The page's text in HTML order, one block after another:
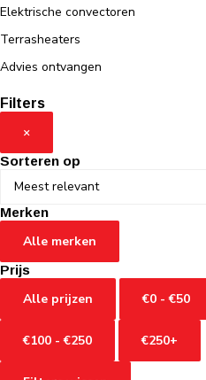
Elektrische convectoren
Terrasheaters
Advies ontvangen
Filters
×
Sorteren op
Merken
Alle merken
Prijs
Alle prijzen €0 - €50
€100 - €250 €250+